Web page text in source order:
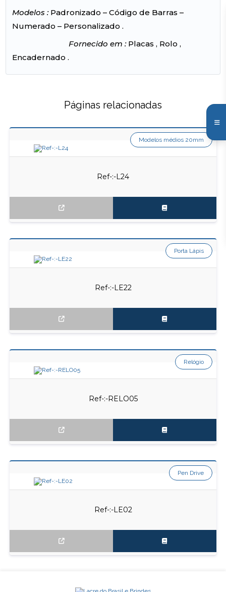
Modelos :Padronizado – Código de Barras –
Numerado – Personalizado .
Fornecido em :Placas , Rolo ,
Encadernado .
Páginas relacionadas
Ref-:-L24
Modelos médios 20mm
Ref-:-LE22
Porta Lápis
Ref-:-RELO05
Relógio
Ref-:-LE02
Pen Drive